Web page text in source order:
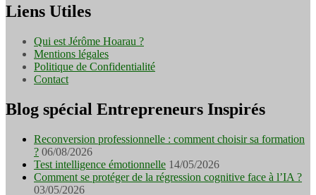
Liens Utiles
Qui est Jérôme Hoarau ?
Mentions légales
Politique de Confidentialité
Contact
Blog spécial Entrepreneurs Inspirés
Reconversion professionnelle : comment choisir sa formation
? 06/08/2026
Test intelligence émotionnelle 14/05/2026
Comment se protéger de la régression cognitive face à l’IA ?
03/05/2026